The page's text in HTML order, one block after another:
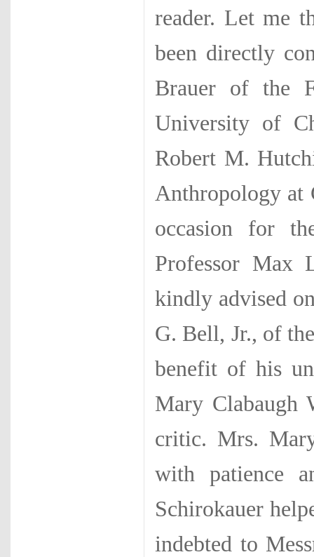
reader. Let me
been directly
Brauer of the
University of
Robert M.
Anthropology at
occasion for
Professor Max
kindly advised
G. Bell, Jr., of
benefit of his
Mary Clabaugh
critic. Mrs.
with patience
Schirokauer
in­debted to